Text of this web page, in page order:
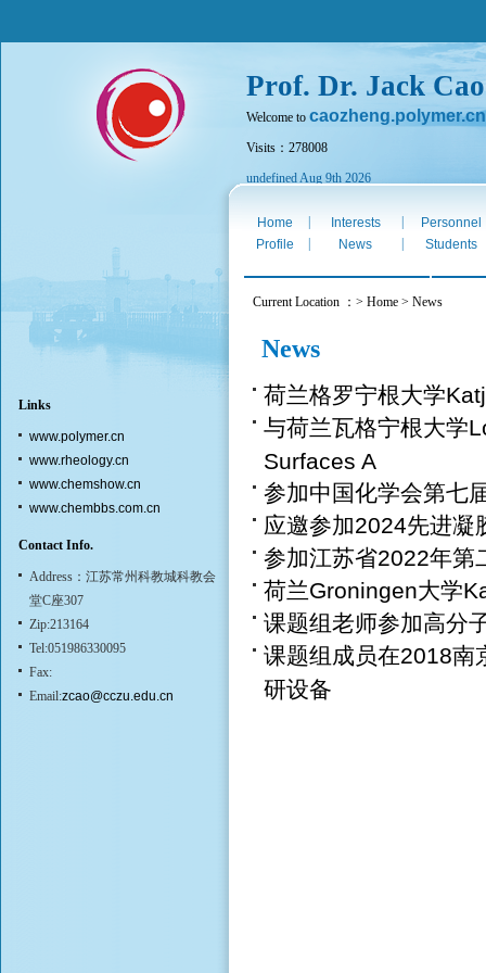
Prof. Dr. Jack Cao
Welcome to caozheng.polymer.cn
Visits：278008
undefined Aug 9th 2026
Links
www.polymer.cn
www.rheology.cn
www.chemshow.cn
www.chembbs.com.cn
Contact Info.
Address：江苏常州科教城科教会
堂C座307
Zip:213164
Tel:051986330095
Fax:
Email:zcao@cczu.edu.cn
Home Interests
Personnel
Profile
News Students
Current Location ：> Home > News
News
荷兰格罗宁根大学
与荷兰瓦格宁根大学
Surfaces A
参加中国化学会第七
应邀参加2024先进凝
参加江苏省2022年第
荷兰Groningen大学
课题组老师参加高分
课题组成员在2018南
研设备